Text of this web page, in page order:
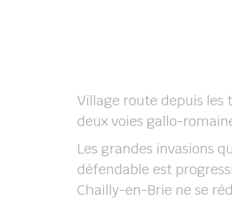
Village route depuis les
deux voies gallo-
Les grandes invasions
défendable est
Chailly-en-Brie ne se